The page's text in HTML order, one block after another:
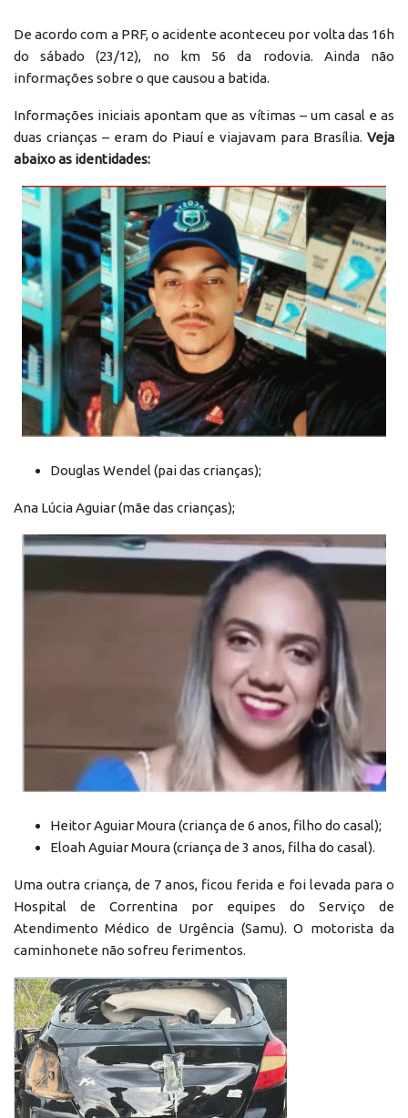
De acordo com a PRF, o acidente aconteceu por volta das 16h
do sábado (23/12), no km 56 da rodovia. Ainda não
informações sobre o que causou a batida.
Informações iniciais apontam que as vítimas – um casal e as
duas crianças – eram do Piauí e viajavam para Brasília. Veja
abaixo as identidades:
Douglas Wendel (pai das crianças);
Ana Lúcia Aguiar (mãe das crianças);
Heitor Aguiar Moura (criança de 6 anos, filho do casal);
Eloah Aguiar Moura (criança de 3 anos, filha do casal).
Uma outra criança, de 7 anos, ficou ferida e foi levada para o
Hospital de Correntina por equipes do Serviço de
Atendimento Médico de Urgência (Samu). O motorista da
caminhonete não sofreu ferimentos.